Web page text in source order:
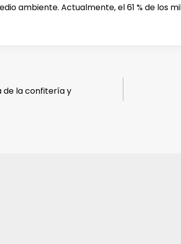
ambiente. Actualmente, el 61 % de los
de la confitería y